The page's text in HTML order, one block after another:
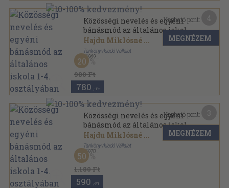
Közösségi nevelés és egyéni
bánásmód az általános iskola
1-4. osztályában
Hajdu Miklósné ...
Tankönyvkiadó Vállalat
1969
Fűzött kemény papírkötés
Tanítók kézikönyvtára sorozat
980 Ft
20
780 ,-Ft
Kapható pont:
MEGNÉZEM
Közösségi nevelés és egyéni
bánásmód az általános iskola
1-4. osztályában
Hajdu Miklósné ...
Tankönyvkiadó Vállalat
1970
Fűzött kemény papírkötés
Tanítók kézikönyvtára sorozat
1.180 Ft
50
590 ,-Ft
Kapható pont:
MEGNÉZEM